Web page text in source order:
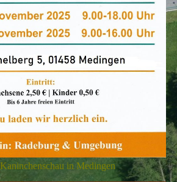
Kaninchenschau in Medingen